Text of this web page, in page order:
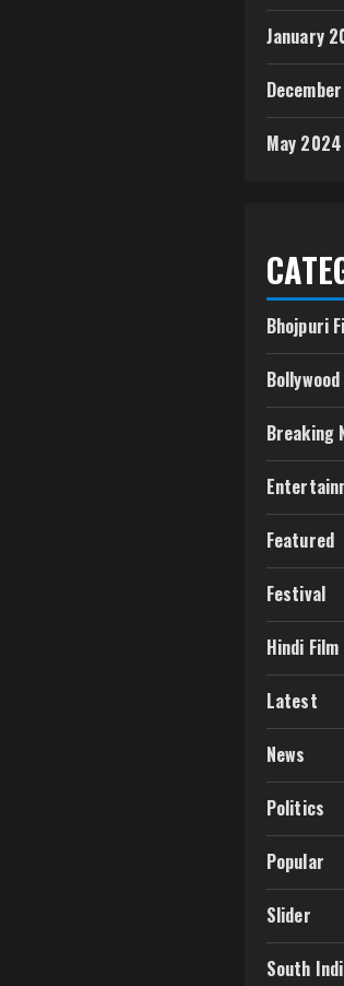
January
May 2024
Bhojpuri
Breaking
Featured
Festival
Hindi Film
Latest
News
Politics
Popular
Slider
South